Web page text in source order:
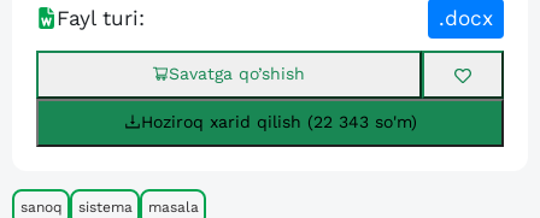
Fayl turi:
.docx
Savatga qo’shish
Hoziroq xarid qilish (22 343 so'm)
sanoq sistema masala